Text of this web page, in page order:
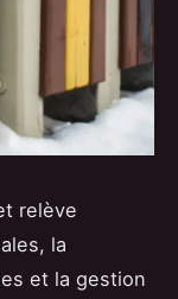
relève
la
et la gestion